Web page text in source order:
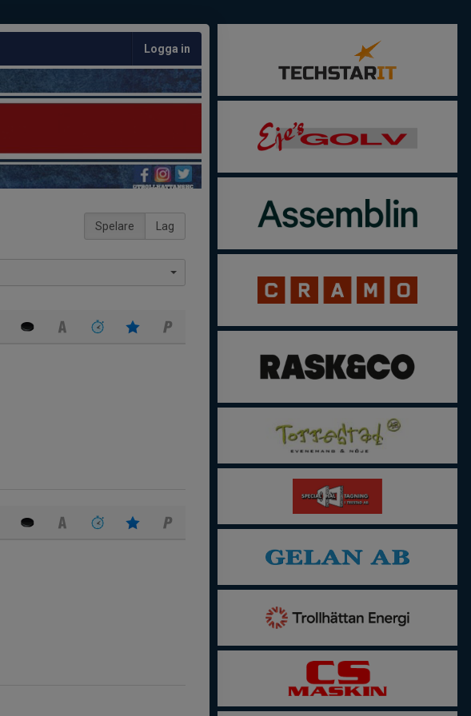
Logga in
Spelare Lag